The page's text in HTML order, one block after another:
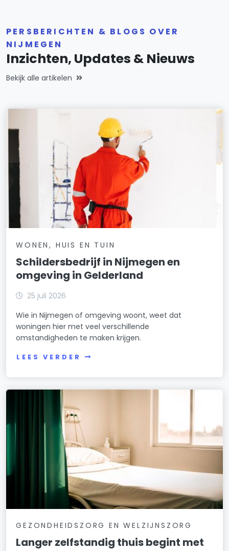
PERSBERICHTEN & BLOGS OVER
NIJMEGEN
Inzichten, Updates & Nieuws
Bekijk alle artikelen
WONEN, HUIS EN TUIN
Schildersbedrijf in Nijmegen en
omgeving in Gelderland
25 juli 2026
Wie in Nijmegen of omgeving woont, weet dat
woningen hier met veel verschillende
omstandigheden te maken krijgen.
LEES VERDER
GEZONDHEIDSZORG EN WELZIJNSZORG
Langer zelfstandig thuis begint met